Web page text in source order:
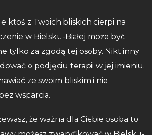
ktoś z Twoich bliskich cierpi na
w Bielsku-Białej może być
tylko za zgodą tej osoby. Nikt inny
o podjęciu terapii w jej imieniu.
ze swoim bliskim i nie
wsparcia.
że ważna dla Ciebie osoba to